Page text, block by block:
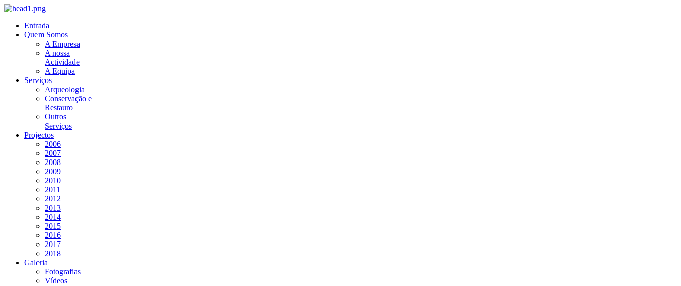
Entrada
Quem Somos
A Empresa
A nossa
Actividade
A Equipa
Serviços
Arqueologia
Conservação e
Restauro
Outros
Serviços
Projectos
2006
2007
2008
2009
2010
2011
2012
2013
2014
2015
2016
2017
2018
Galeria
Fotografias
Vídeos